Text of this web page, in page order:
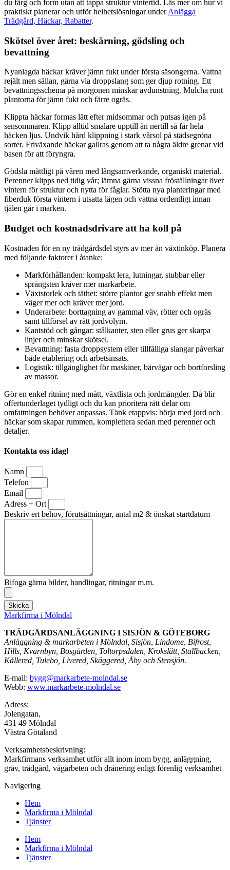
du färg och form utan att tappa struktur vintertid. Läs mer om hur vi
praktiskt planerar och utför helhetslösningar underAnlägga
Trädgård, Häckar, Rabatter.
Skötsel över året: beskärning, gödsling och
bevattning
Nyanlagda häckar kräver jämn fukt under första säsongerna. Vattna
rejält men sällan, gärna via droppslang som ger djup rotning. Ett
bevattningsschema på morgonen minskar avdunstning. Mulcha runt
plantorna för jämn fukt och färre ogräs.
Klippta häckar formas lätt efter midsommar och putsas igen på
sensommaren. Klipp alltid smalare upptill än nertill så får hela
häcken ljus. Undvik hård klippning i stark vårsol på städsegröna
sorter. Friväxande häckar gallras genom att ta några äldre grenar vid
basen för att föryngra.
Gödsla måttligt på våren med långsamverkande, organiskt material.
Perenner klipps ned tidig vår; lämna gärna vissna fröställningar över
vintern för struktur och nytta för fåglar. Stötta nya planteringar med
fiberduk första vintern i utsatta lägen och vattna ordentligt innan
tjälen går i marken.
Budget och kostnadsdrivare att ha koll på
Kostnaden för en ny trädgårdsdel styrs av mer än växtinköp. Planera
med följande faktorer i åtanke:
Markförhållanden: kompakt lera, lutningar, stubbar eller
sprängsten kräver mer markarbete.
Växtstorlek och täthet: större plantor ger snabb effekt men
väger mer och kräver mer jord.
Underarbete: borttagning av gammal väv, rötter och ogräs
samt tillförsel av rätt jordvolym.
Kantstöd och gångar: stålkanter, sten eller grus ger skarpa
linjer och minskar skötsel.
Bevattning: fasta droppsystem eller tillfälliga slangar påverkar
både etablering och arbetsinsats.
Logistik: tillgänglighet för maskiner, bärvägar och bortforsling
av massor.
Gör en enkel ritning med mått, växtlista och jordmängder. Då blir
offertunderlaget tydligt och du kan prioritera rätt delar om
omfattningen behöver anpassas. Tänk etappvis: börja med jord och
häckar som skapar rummen, komplettera sedan med perenner och
detaljer.
Kontakta oss idag!
Namn
Telefon
Email
Adress + Ort
Beskriv ert behov, förutsättningar, antal m2 & önskat startdatum
Bifoga gärna bilder, handlingar, ritningar m.m.
Skicka
Markfirma i Mölndal
TRÄDGÅRDSANLÄGGNING I SISJÖN & GÖTEBORG
Anläggning & markarbeten i Mölndal, Sisjön, Lindome, Bifrost,
Hills, Kvarnbyn, Bosgården, Toltorpsdalen, Krokslätt, Stallbacken,
Kållered, Tulebo, Livered, Skäggered, Åby och Stensjön.
E-mail: bygg@markarbete-molndal.se
Webb: www.markarbete-molndal.se
Adress:
Jolengatan,
431 49 Mölndal
Västra Götaland
Verksamhetsbeskrivning:
Markfirmans verksamhet utför allt inom inom bygg, anläggning,
gräv, trädgård, vägarbeten och dränering enligt förenlig verksamhet
Navigering
Hem
Markfirma i Mölndal
Tjänster
Hem
Markfirma i Mölndal
Tjänster